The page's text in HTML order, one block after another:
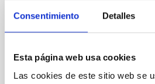
Consentimiento Detalles
Esta página web usa cookies
Las cookies de este sitio web se
candidates using the deepest
date (5σ...